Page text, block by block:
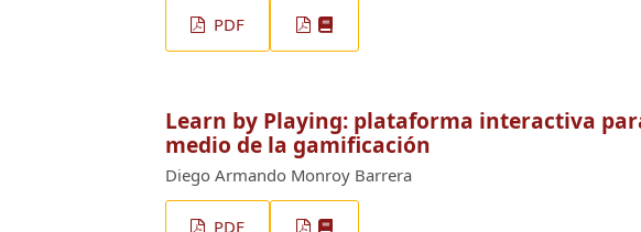
PDF
Learn by Playing: plataforma interactiva
medio de la gamificación
Diego Armando Monroy Barrera
PDF